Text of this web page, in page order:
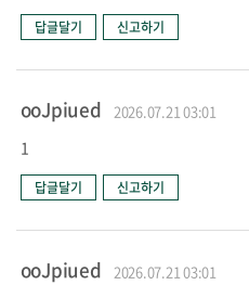
답글달기 신고하기
ooJpiued 2026.07.21 03:01
1
답글달기 신고하기
ooJpiued 2026.07.21 03:01